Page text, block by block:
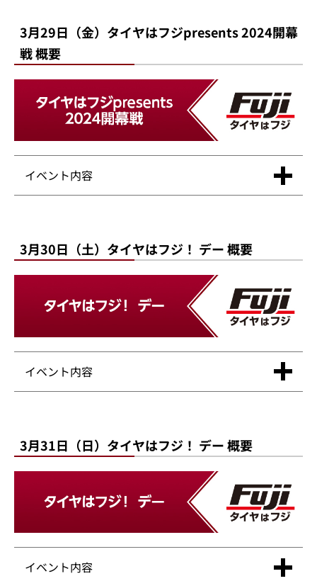
3月29日（金）タイヤはフジpresents 2024開幕
戦 概要
イベント内容
3月30日（土）タイヤはフジ！ デー 概要
イベント内容
3月31日（日）タイヤはフジ！ デー 概要
イベント内容